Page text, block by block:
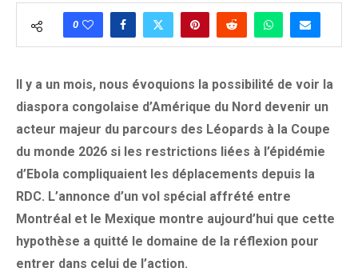
0
Il y a un mois, nous évoquions la possibilité de voir la
diaspora congolaise d’Amérique du Nord devenir un
acteur majeur du parcours des Léopards à la Coupe
du monde 2026 si les restrictions liées à l’épidémie
d’Ebola compliquaient les déplacements depuis la
RDC. L’annonce d’un vol spécial affrété entre
Montréal et le Mexique montre aujourd’hui que cette
hypothèse a quitté le domaine de la réflexion pour
entrer dans celui de l’action.